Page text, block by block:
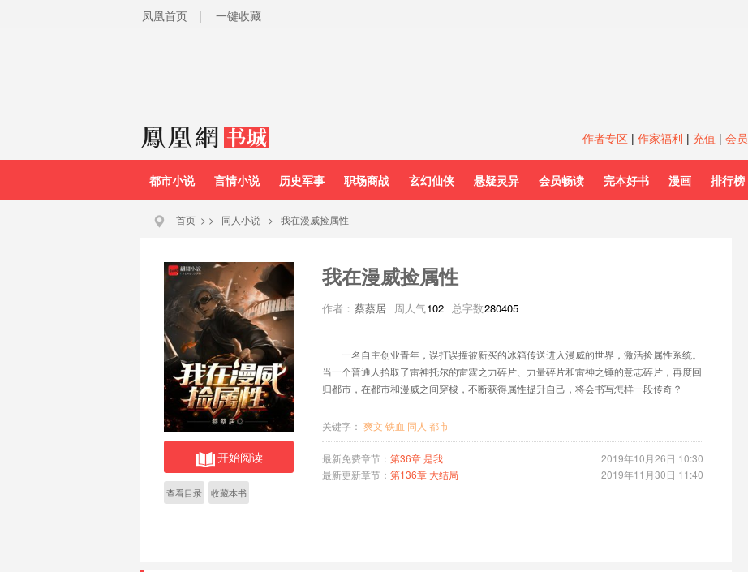
凤凰首页 | 一键收藏
作者专区 | 作家福利 | 充值 | 会员
都市小说 言情小说 历史军事 职场商战 玄幻仙侠 悬疑灵异 会员畅读 完本好书 漫画 排行榜
首页 > > 同人小说 > 我在漫威捡属性
开始阅读
查看目录 收藏本书
我在漫威捡属性
作者： 蔡蔡居 周人气102 总字数280405
一名自主创业青年，误打误撞被新买的冰箱传送进入漫威的世界，激活捡属性系统。
当一个普通人拾取了雷神托尔的雷霆之力碎片、力量碎片和雷神之锤的意志碎片，再度回
归都市，在都市和漫威之间穿梭，不断获得属性提升自己，将会书写怎样一段传奇？
关键字： 爽文 铁血 同人 都市
最新免费章节： 第36章 是我
2019年10月26日 10:30
最新更新章节： 第136章 大结局 2019年11月30日 11:40